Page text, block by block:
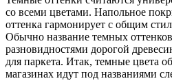
со всеми цветами. Напольное
оттенка гармонирует с общим
Обычно название темных
разновидностями дорогой
для паркета. Итак, темные цвета
магазинах идут под названиями